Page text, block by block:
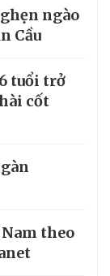
ngào
Cầu
tuổi trở
cốt
theo